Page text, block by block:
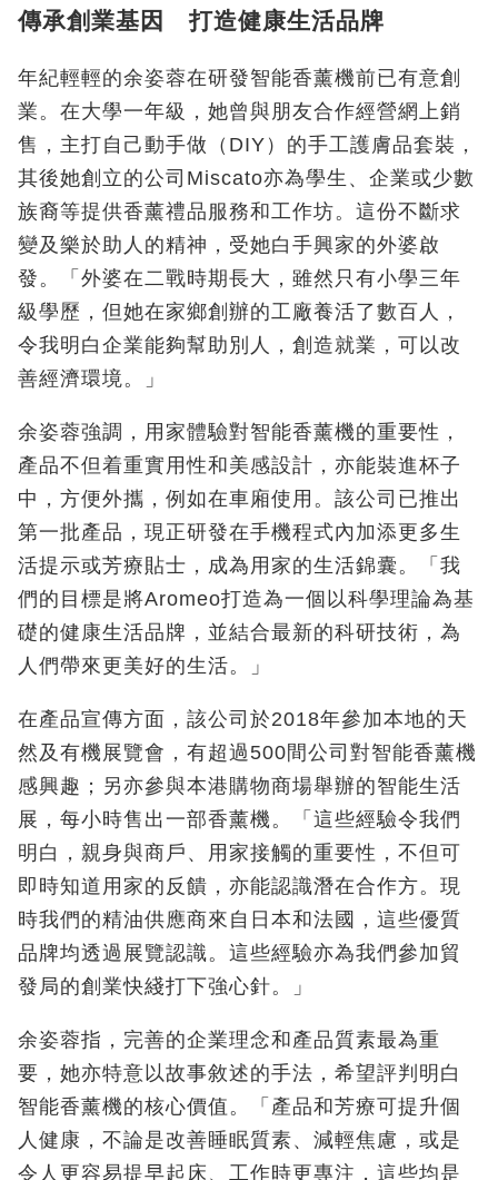
傳承創業基因 打造健康生活品牌
年紀輕輕的余姿蓉在研發智能香薰機前已有意創
業。在大學一年級，她曾與朋友合作經營網上銷
售，主打自己動手做（DIY）的手工護膚品套裝，
其後她創立的公司Miscato亦為學生、企業或少數
族裔等提供香薰禮品服務和工作坊。這份不斷求
變及樂於助人的精神，受她白手興家的外婆啟
發。「外婆在二戰時期長大，雖然只有小學三年
級學歷，但她在家鄉創辦的工廠養活了數百人，
令我明白企業能夠幫助別人，創造就業，可以改
善經濟環境。」
余姿蓉強調，用家體驗對智能香薰機的重要性，
產品不但着重實用性和美感設計，亦能裝進杯子
中，方便外攜，例如在車廂使用。該公司已推出
第一批產品，現正研發在手機程式內加添更多生
活提示或芳療貼士，成為用家的生活錦囊。「我
們的目標是將Aromeo打造為一個以科學理論為基
礎的健康生活品牌，並結合最新的科研技術，為
人們帶來更美好的生活。」
在產品宣傳方面，該公司於2018年參加本地的天
然及有機展覽會，有超過500間公司對智能香薰機
感興趣；另亦參與本港購物商場舉辦的智能生活
展，每小時售出一部香薰機。「這些經驗令我們
明白，親身與商戶、用家接觸的重要性，不但可
即時知道用家的反饋，亦能認識潛在合作方。現
時我們的精油供應商來自日本和法國，這些優質
品牌均透過展覽認識。這些經驗亦為我們參加貿
發局的創業快綫打下強心針。」
余姿蓉指，完善的企業理念和產品質素最為重
要，她亦特意以故事敘述的手法，希望評判明白
智能香薰機的核心價值。「產品和芳療可提升個
人健康，不論是改善睡眠質素、減輕焦慮，或是
令人更容易提早起床、工作時更專注，這些均是